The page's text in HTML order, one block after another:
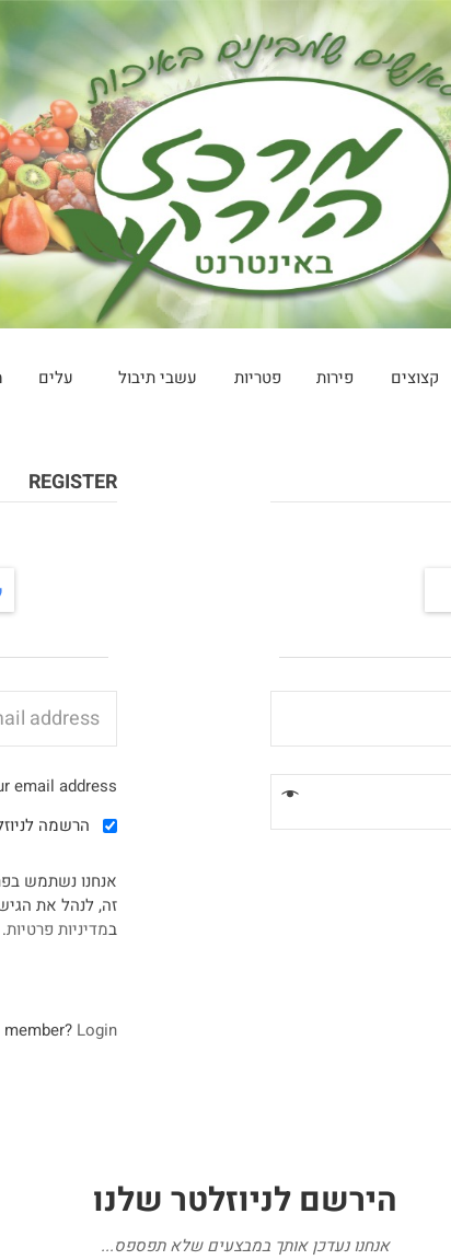
קצוצים פירות פטריות עשבי תיבול עלים
REGISTER
email address.
הרשמה
אנחנו נשתמש
זה, לנהל את
במדיניות פרטיות.
Login
הירשם לניוזלטר שלנו
אנחנו נעדכן אותך במבצעים שלא תפספס...